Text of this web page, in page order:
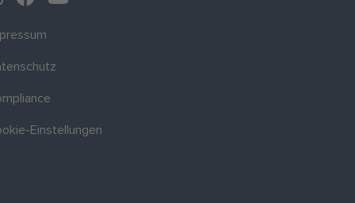
Einstellungen